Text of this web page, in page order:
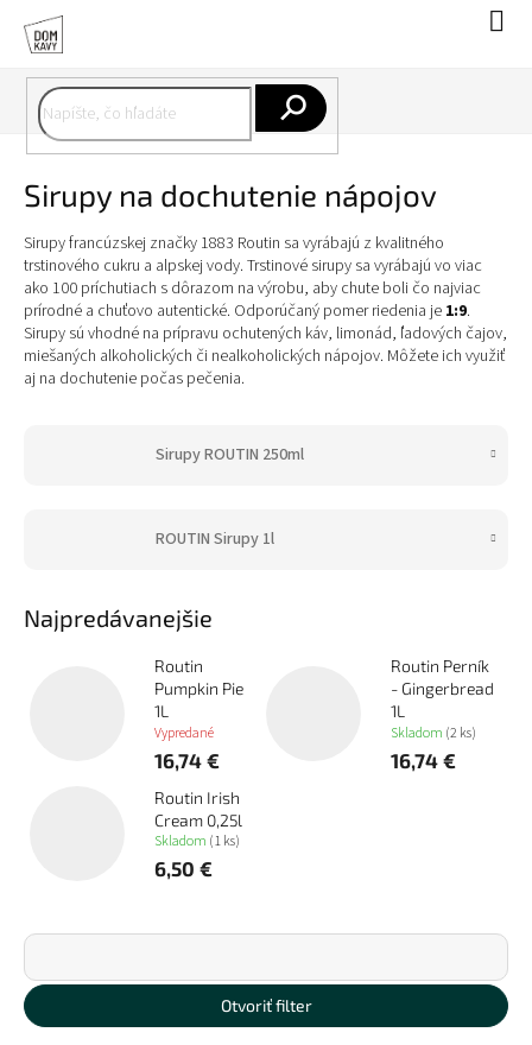
obsah
Sirupy na dochutenie nápojov
Sirupy francúzskej značky 1883 Routin sa vyrábajú z kvalitného
trstinového cukru a alpskej vody. Trstinové sirupy sa vyrábajú vo viac
ako 100 príchutiach s dôrazom na výrobu, aby chute boli čo najviac
prírodné a chuťovo autentické. Odporúčaný pomer riedenia je 1:9.
Sirupy sú vhodné na prípravu ochutených káv, limonád, ľadových čajov,
miešaných alkoholických či nealkoholických nápojov. Môžete ich využiť
aj na dochutenie počas pečenia.
Sirupy ROUTIN 250ml
ROUTIN Sirupy 1l
Najpredávanejšie
Routin
Pumpkin Pie
1L
Vypredané
16,74 €
Routin Perník
- Gingerbread
1L
Skladom (2 ks)
16,74 €
Routin Irish
Cream 0,25l
Skladom (1 ks)
6,50 €
R
d
e
n
Otvoriť filter